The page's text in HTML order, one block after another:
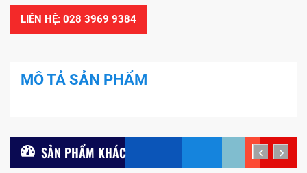
LIÊN HỆ: 028 3969 9384
MÔ TẢ SẢN PHẨM
SẢN PHẨM KHÁC prev next